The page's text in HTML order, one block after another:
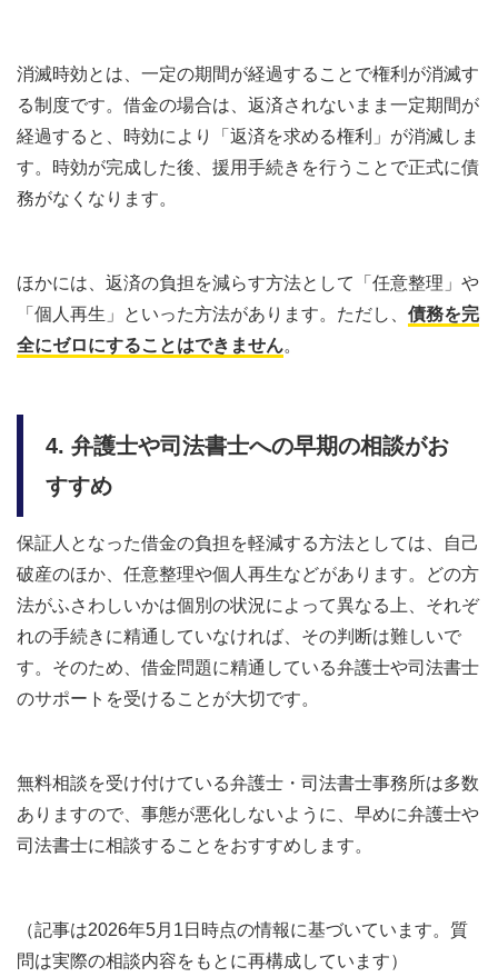
消滅時効とは、一定の期間が経過することで権利が消滅す
る制度です。借金の場合は、返済されないまま一定期間が
経過すると、時効により「返済を求める権利」が消滅しま
す。時効が完成した後、援用手続きを行うことで正式に債
務がなくなります。
ほかには、返済の負担を減らす方法として「任意整理」や
「個人再生」といった方法があります。ただし、 債務を完
全にゼロにすることはできません。
4. 弁護士や司法書士への早期の相談がお
すすめ
保証人となった借金の負担を軽減する方法としては、自己
破産のほか、任意整理や個人再生などがあります。どの方
法がふさわしいかは個別の状況によって異なる上、それぞ
れの手続きに精通していなければ、その判断は難しいで
す。そのため、借金問題に精通している弁護士や司法書士
のサポートを受けることが大切です。
無料相談を受け付けている弁護士・司法書士事務所は多数
ありますので、事態が悪化しないように、早めに弁護士や
司法書士に相談することをおすすめします。
（記事は2026年5月1日時点の情報に基づいています。質
問は実際の相談内容をもとに再構成しています）